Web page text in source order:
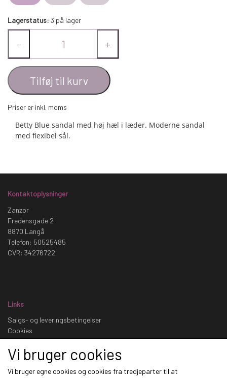
Lagerstatus: 3 på lager
− +
Tilføj til kurv
Priser er inkl. moms
Betty Blue sandal med høj hæl i læder. Moderne sandal
med flexibel sål.
Kontaktoplysninger
Zanzor
Fredensgade 2
8870 Langå
Telefon: 50525485
CVR: 34276722
Links
Salgs- og leveringsbetingelser
Cookies
Fortrydelse og reklamation
Kunde login
Om os
Kontakt
Vi bruger cookies
Vi bruger egne cookies og cookies fra tredjeparter til at